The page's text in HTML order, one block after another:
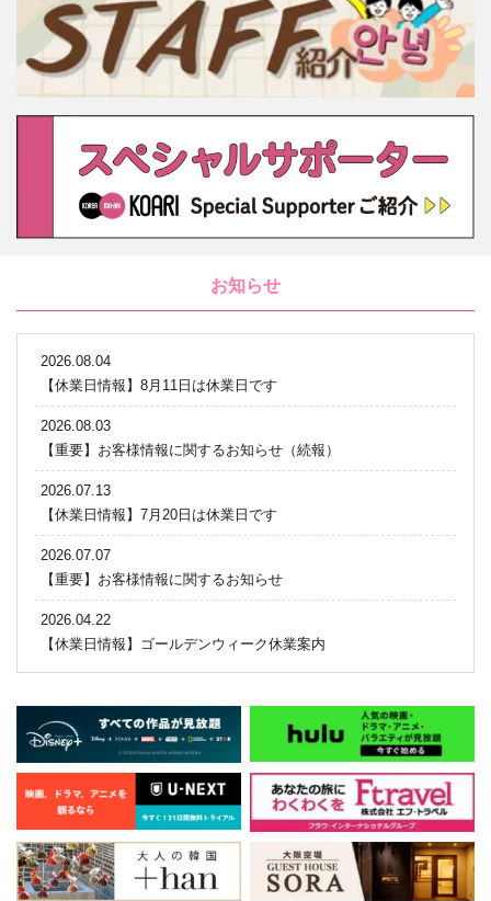
お知らせ
2026.08.04
【休業日情報】8月11日は休業日です
2026.08.03
【重要】お客様情報に関するお知らせ（続報）
2026.07.13
【休業日情報】7月20日は休業日です
2026.07.07
【重要】お客様情報に関するお知らせ
2026.04.22
【休業日情報】ゴールデンウィーク休業案内